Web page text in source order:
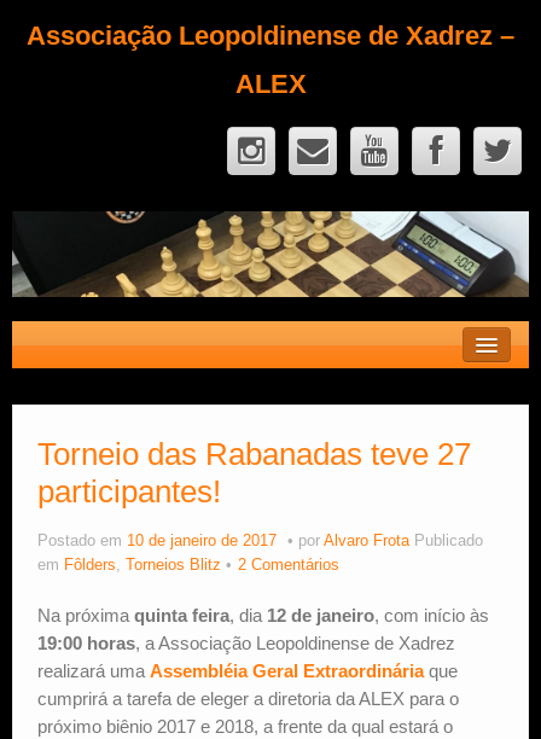
Associação Leopoldinense de Xadrez –
ALEX
Fique Sócio
Quem Somos?
Calendário
Torneio das Rabanadas teve 27
participantes!
Postado em 10 de janeiro de 2017 por Alvaro Frota Publicado
em Fôlders, Torneios Blitz 2 Comentários
Na próxima quinta feira, dia 12 de janeiro, com início às
19:00 horas, a Associação Leopoldinense de Xadrez
realizará uma Assembléia Geral Extraordináriaque
cumprirá a tarefa de eleger a diretoria da ALEX para o
próximo biênio 2017 e 2018, a frente da qual estará o